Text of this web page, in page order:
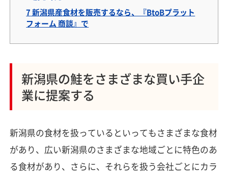
7新潟県産食材を販売するなら、『BtoBプラット
フォーム 商談』で
新潟県の鮭をさまざまな買い手企
業に提案する
新潟県の食材を扱っているといってもさまざまな食材
があり、広い新潟県のさまざまな地域ごとに特色のあ
る食材があり、さらに、それらを扱う会社ごとにカラ